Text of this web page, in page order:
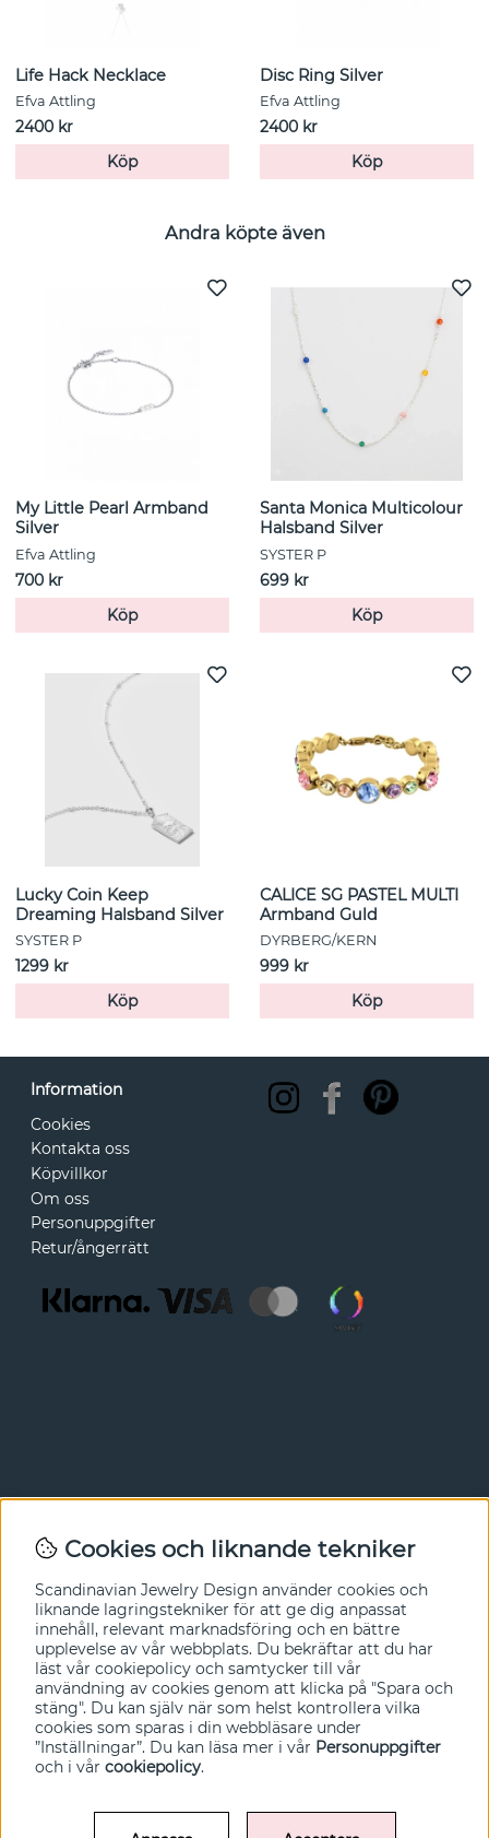
Life Hack Necklace
Efva Attling
2400 kr
Köp
Disc Ring Silver
Efva Attling
2400 kr
Köp
Andra köpte även
My Little Pearl Armband
Silver
Efva Attling
700 kr
Köp
Santa Monica Multicolour
Halsband Silver
SYSTER P
699 kr
Köp
Lucky Coin Keep
Dreaming Halsband Silver
SYSTER P
1299 kr
Köp
CALICE SG PASTEL MULTI
Armband Guld
DYRBERG/KERN
999 kr
Köp
Information
Cookies
Kontakta oss
Köpvillkor
Om oss
Personuppgifter
Retur/ångerrätt
Nyhetsbrev
erbjudanden före alla andra. Registrera dig här nedan.
Ja tack!
Cookies och liknande tekniker
Scandinavian Jewelry Design använder cookies och
liknande lagringstekniker för att ge dig anpassat
innehåll, relevant marknadsföring och en bättre
upplevelse av vår webbplats. Du bekräftar att du har
läst vår cookiepolicy och samtycker till vår
användning av cookies genom att klicka på "Spara och
stäng". Du kan själv när som helst kontrollera vilka
cookies som sparas i din webbläsare under
”Inställningar”. Du kan läsa mer i vår Personuppgifter
och i vår cookiepolicy.